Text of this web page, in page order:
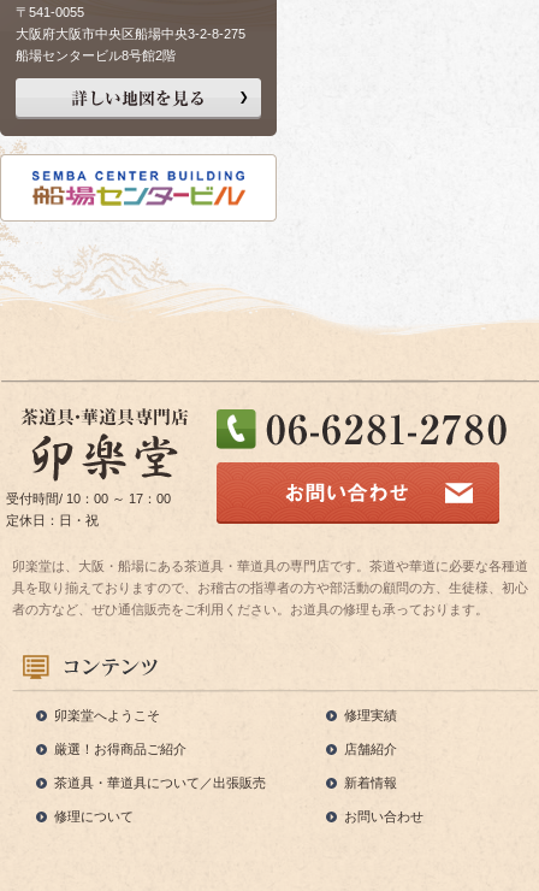
〒541-0055
大阪府大阪市中央区船場中央3-2-8-275
船場センタービル8号館2階
受付時間/ 10：00 ～ 17：00
定休日：日・祝
卯楽堂は、大阪・船場にある茶道具・華道具の専門店です。茶道や華道に必要な各種道
具を取り揃えておりますので、お稽古の指導者の方や部活動の顧問の方、生徒様、初心
者の方など、ぜひ通信販売をご利用ください。お道具の修理も承っております。
卯楽堂へようこそ
厳選！お得商品ご紹介
茶道具・華道具について／出張販売
修理について
修理実績
店舗紹介
新着情報
お問い合わせ